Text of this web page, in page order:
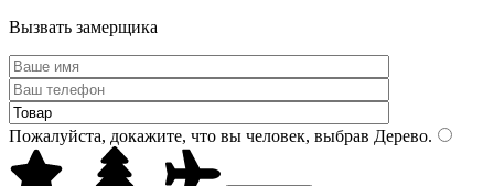
Вызвать замерщика
Пожалуйста, докажите, что вы человек, выбрав Дерево.